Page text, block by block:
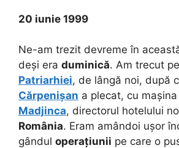
20 iunie 1999
Ne-am trezit devreme în
deși era duminică. Am trecut
Patriarhiei, de lângă noi, după
Cărpenișan a plecat, cu mașina
Madjinca, directorul hotelului
România. Eram amândoi ușor
gândul operațiunii pe care o